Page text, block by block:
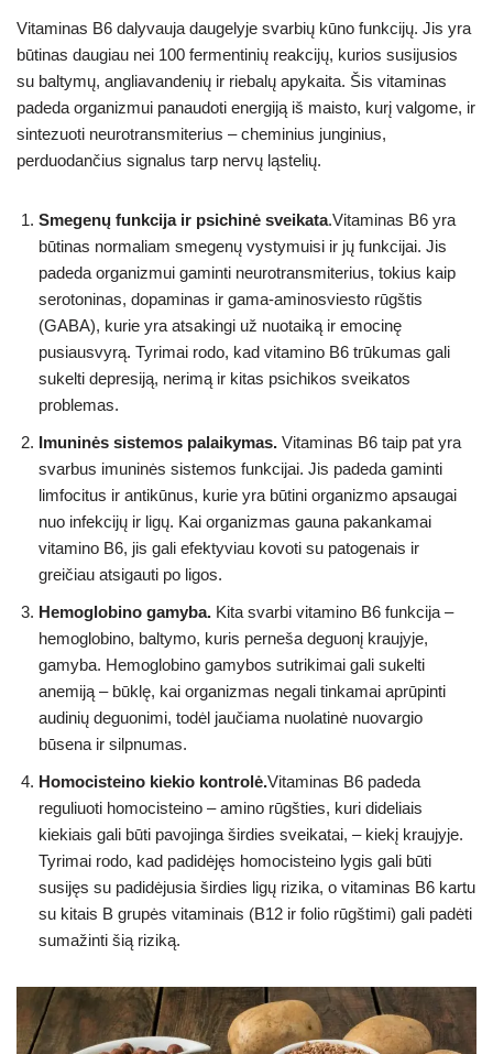
Vitaminas B6 dalyvauja daugelyje svarbių kūno funkcijų. Jis yra
būtinas daugiau nei 100 fermentinių reakcijų, kurios susijusios
su baltymų, angliavandenių ir riebalų apykaita. Šis vitaminas
padeda organizmui panaudoti energiją iš maisto, kurį valgome, ir
sintezuoti neurotransmiterius – cheminius junginius,
perduodančius signalus tarp nervų ląstelių.
Smegenų funkcija ir psichinė sveikata.Vitaminas B6 yra
būtinas normaliam smegenų vystymuisi ir jų funkcijai. Jis
padeda organizmui gaminti neurotransmiterius, tokius kaip
serotoninas, dopaminas ir gama-aminosviesto rūgštis
(GABA), kurie yra atsakingi už nuotaiką ir emocinę
pusiausvyrą. Tyrimai rodo, kad vitamino B6 trūkumas gali
sukelti depresiją, nerimą ir kitas psichikos sveikatos
problemas.
Imuninės sistemos palaikymas. Vitaminas B6 taip pat yra
svarbus imuninės sistemos funkcijai. Jis padeda gaminti
limfocitus ir antikūnus, kurie yra būtini organizmo apsaugai
nuo infekcijų ir ligų. Kai organizmas gauna pakankamai
vitamino B6, jis gali efektyviau kovoti su patogenais ir
greičiau atsigauti po ligos.
Hemoglobino gamyba. Kita svarbi vitamino B6 funkcija –
hemoglobino, baltymo, kuris perneša deguonį kraujyje,
gamyba. Hemoglobino gamybos sutrikimai gali sukelti
anemiją – būklę, kai organizmas negali tinkamai aprūpinti
audinių deguonimi, todėl jaučiama nuolatinė nuovargio
būsena ir silpnumas.
Homocisteino kiekio kontrolė.Vitaminas B6 padeda
reguliuoti homocisteino – amino rūgšties, kuri dideliais
kiekiais gali būti pavojinga širdies sveikatai, – kiekį kraujyje.
Tyrimai rodo, kad padidėjęs homocisteino lygis gali būti
susijęs su padidėjusia širdies ligų rizika, o vitaminas B6 kartu
su kitais B grupės vitaminais (B12 ir folio rūgštimi) gali padėti
sumažinti šią riziką.